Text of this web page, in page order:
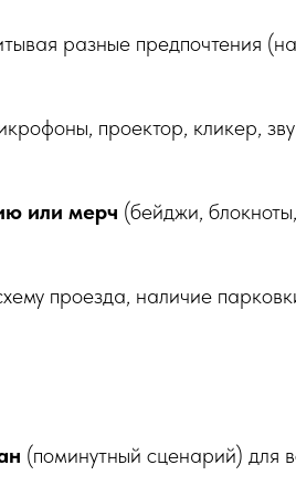
разные предпочтения
проектор, кликер,
или мерч (бейджи,
проезда, наличие
(поминутный сценарий) для